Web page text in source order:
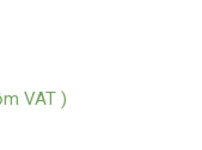
VAT )